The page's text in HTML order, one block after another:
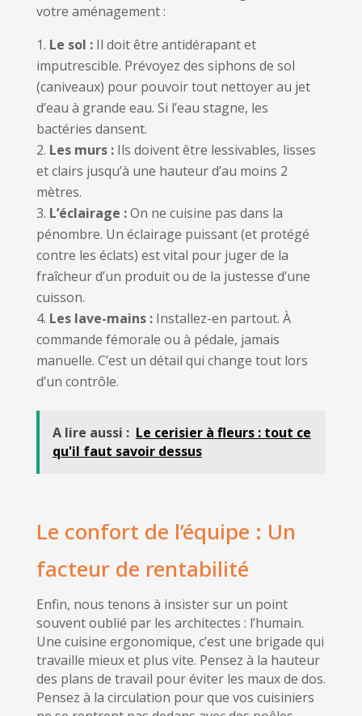
votre aménagement :
Le sol :Il doit être antidérapant et
imputrescible. Prévoyez des siphons de sol
(caniveaux) pour pouvoir tout nettoyer au jet
d’eau à grande eau. Si l’eau stagne, les
bactéries dansent.
Les murs :Ils doivent être lessivables, lisses
et clairs jusqu’à une hauteur d’au moins 2
mètres.
L’éclairage :On ne cuisine pas dans la
pénombre. Un éclairage puissant (et protégé
contre les éclats) est vital pour juger de la
fraîcheur d’un produit ou de la justesse d’une
cuisson.
Les lave-mains :Installez-en partout. À
commande fémorale ou à pédale, jamais
manuelle. C’est un détail qui change tout lors
d’un contrôle.
A lire aussi : Le cerisier à fleurs : tout ce
qu'il faut savoir dessus
Le confort de l’équipe : Un
facteur de rentabilité
Enfin, nous tenons à insister sur un point
souvent oublié par les architectes : l’humain.
Une cuisine ergonomique, c’est une brigade qui
travaille mieux et plus vite. Pensez à la hauteur
des plans de travail pour éviter les maux de dos.
Pensez à la circulation pour que vos cuisiniers